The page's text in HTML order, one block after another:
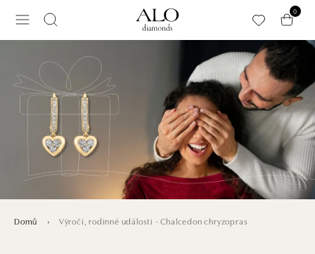
0
Domů Výročí, rodinné události - Chalcedon chryzopras